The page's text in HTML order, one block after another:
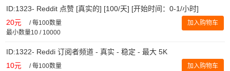
ID:1323- Reddit 点赞 [真实的] [100/天] [开始时间：0-1/小时]
20元 /每100数量
最小数量10 / 10000
加入购物车
ID:1322- Reddi 订阅者频道 - 真实 - 稳定 - 最大 5K
10元 /每100数量
加入购物车